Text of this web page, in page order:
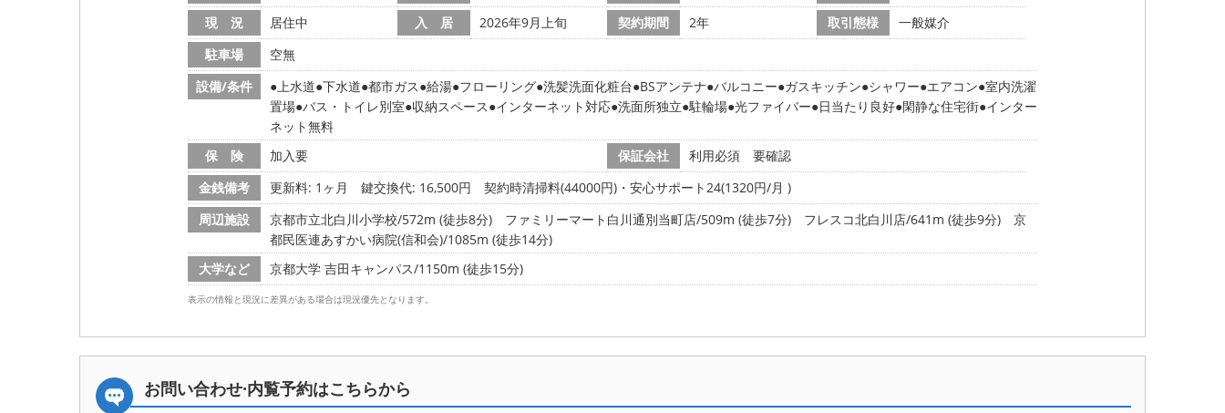
現 況
居住中 入 居 2026年9月上旬 契約期間 2年 取引態様
一般媒介
駐車場
空無
設備/条件
上水道 下水道 都市ガス 給湯 フローリング 洗髪洗面化粧台 BSアンテナ バルコニー ガスキッチン シャワー エアコン 室内洗濯
置場 バス・トイレ別室 収納スペース インターネット対応 洗面所独立 駐輪場 光ファイバー 日当たり良好 閑静な住宅街 インター
ネット無料
保 険
加入要 保証会社
利用必須 要確認
金銭備考
更新料: 1ヶ月 鍵交換代: 16,500円
契約時清掃料(44000円)・安心サポート24(1320円/月 )
周辺施設
京都市立北白川小学校/572m (徒歩8分) ファミリーマート白川通別当町店/509m (徒歩7分) フレスコ北白川店/641m (徒歩9分)
京
都民医連あすかい病院(信和会)/1085m (徒歩14分)
大学など
京都大学 吉田キャンパス/1150m (徒歩15分)
表示の情報と現況に差異がある場合は現況優先となります。
お問い合わせ·内覧予約はこちらから